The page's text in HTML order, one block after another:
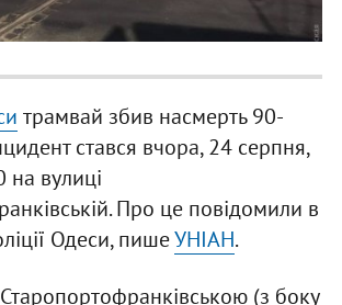
трамвай збив насмерть 90-
стався вчора, 24 серпня,
на вулиці
Про це повідомили в
Одеси, пишеУНІАН.
(з боку